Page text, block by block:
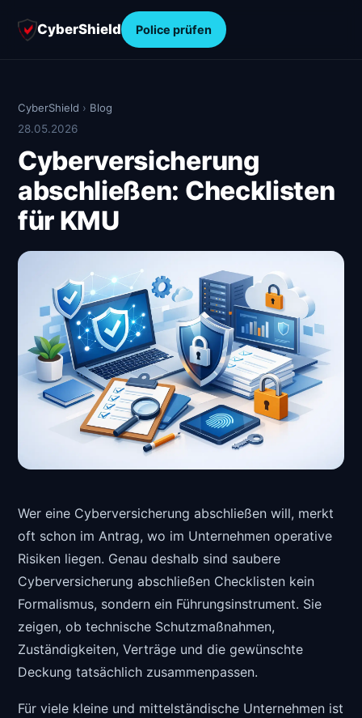
CyberShield Police prüfen
CyberShield › Blog
28.05.2026
Cyberversicherung
abschließen: Checklisten
für KMU
Wer eine Cyberversicherung abschließen will, merkt
oft schon im Antrag, wo im Unternehmen operative
Risiken liegen. Genau deshalb sind saubere
Cyberversicherung abschließen Checklisten kein
Formalismus, sondern ein Führungsinstrument. Sie
zeigen, ob technische Schutzmaßnahmen,
Zuständigkeiten, Verträge und die gewünschte
Deckung tatsächlich zusammenpassen.
Für viele kleine und mittelständische Unternehmen ist